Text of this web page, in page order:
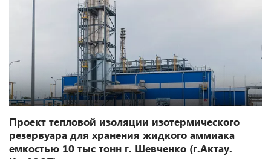
Проект тепловой изоляции изотермического
резервуара для хранения жидкого аммиака
емкостью 10 тыс тонн г. Шевченко (г.Актау.